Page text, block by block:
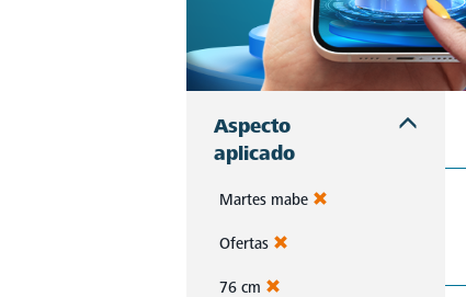
Aspecto
aplicado
Martes mabe
Ofertas
76 cm